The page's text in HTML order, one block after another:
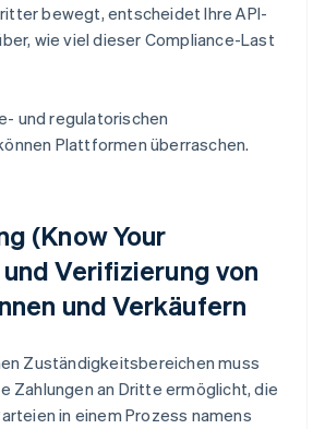
bewegt, entscheidet Ihre API-
wie viel dieser Compliance-Last
und regulatorischen
Plattformen überraschen.
(Know Your
Verifizierung von
und Verkäufern
Zuständigkeitsbereichen muss
Zahlungen an Dritte ermöglicht, die
in einem Prozess namens